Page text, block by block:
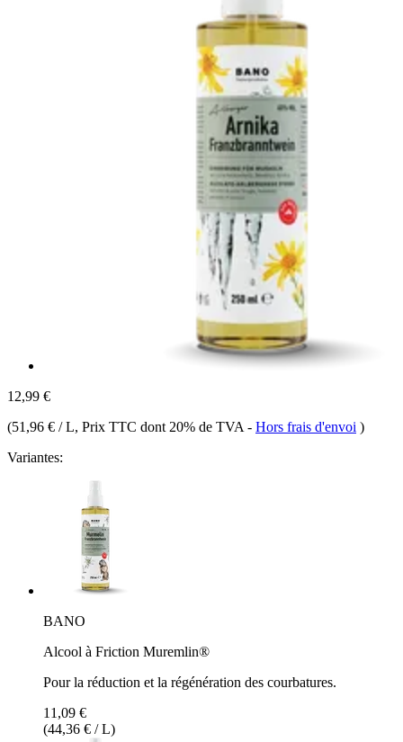
12,99 €
(51,96 € / L, Prix TTC dont 20% de TVA - Hors frais d'envoi )
Variantes:
BANO
Alcool à Friction Muremlin®
Pour la réduction et la régénération des courbatures.
11,09 €
(44,36 € / L)